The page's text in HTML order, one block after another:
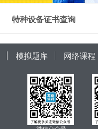
特种设备证书查询
模拟题库 网络课程